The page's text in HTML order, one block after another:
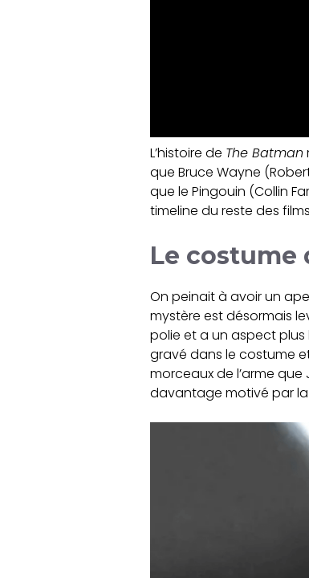
L’histoire de The Batman
que Bruce Wayne
que le Pingouin (Collin
timeline du reste des
Le costume
On peinait à avoir un
mystère est désormais
polie et a un aspect plus
gravé dans le costume
morceaux de l’arme
davantage motivé par